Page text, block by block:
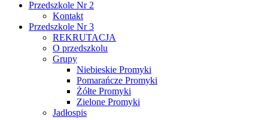
Przedszkole Nr 2
Kontakt
Przedszkole Nr 3
REKRUTACJA
O przedszkolu
Grupy
Niebieskie Promyki
Pomarańcze Promyki
Żółte Promyki
Zielone Promyki
Jadłospis